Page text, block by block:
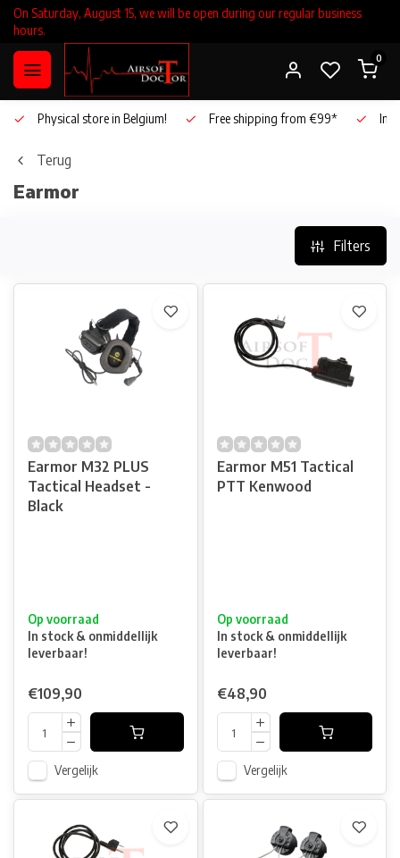
On Saturday, August 15, we will be open during our regular business
hours.
0
Physical store in Belgium! Free shipping from €99*
Terug
Earmor
Filters
Earmor M32 PLUS
Tactical Headset -
Black
Op voorraad
In stock & onmiddellijk
leverbaar!
€109,90
Vergelijk
Earmor M51 Tactical
PTT Kenwood
Op voorraad
In stock & onmiddellijk
leverbaar!
€48,90
Vergelijk